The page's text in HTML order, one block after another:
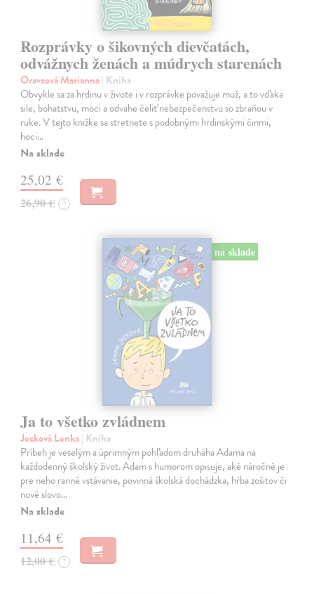
Rozprávky o šikovných dievčatách,
odvážnych ženách a múdrych starenách
Oravcová Marianna| Kniha
Obvykle sa za hrdinu v živote i v rozprávke považuje muž, a to vďaka
sile, bohatstvu, moci a odvahe čeliť nebezpečenstvu so zbraňou v
ruke. V tejto knižke sa stretnete s podobnými hrdinskými činmi,
hoci…
Na sklade
25,02 €
26,90 € ?
na sklade
Ja to všetko zvládnem
Jecková Lenka| Kniha
Príbeh je veselým a úprimným pohľadom druháha Adama na
každodenný školský život. Adam s humorom opisuje, aké náročné je
pre neho ranné vstávanie, povinná školská dochádzka, hŕba zošitov či
nové slovo…
Na sklade
11,64 €
12,00 € ?